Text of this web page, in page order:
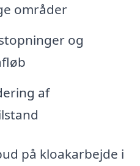
områder
og
af
på kloakarbejde i